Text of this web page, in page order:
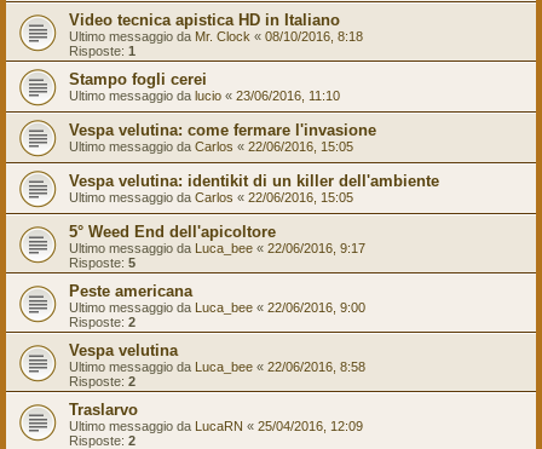
Video tecnica apistica HD in Italiano
Ultimo messaggio da Mr. Clock « 08/10/2016, 8:18
Risposte: 1
Stampo fogli cerei
Ultimo messaggio da lucio « 23/06/2016, 11:10
Vespa velutina: come fermare l'invasione
Ultimo messaggio da Carlos « 22/06/2016, 15:05
Vespa velutina: identikit di un killer dell'ambiente
Ultimo messaggio da Carlos « 22/06/2016, 15:05
5° Weed End dell'apicoltore
Ultimo messaggio da Luca_bee « 22/06/2016, 9:17
Risposte: 5
Peste americana
Ultimo messaggio da Luca_bee « 22/06/2016, 9:00
Risposte: 2
Vespa velutina
Ultimo messaggio da Luca_bee « 22/06/2016, 8:58
Risposte: 2
Traslarvo
Ultimo messaggio da LucaRN « 25/04/2016, 12:09
Risposte: 2